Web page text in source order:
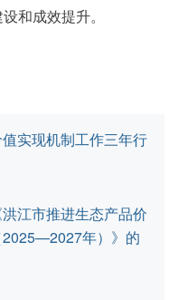
和成效提升。
实现机制工作三年行
江市推进生态产品价
年）》的